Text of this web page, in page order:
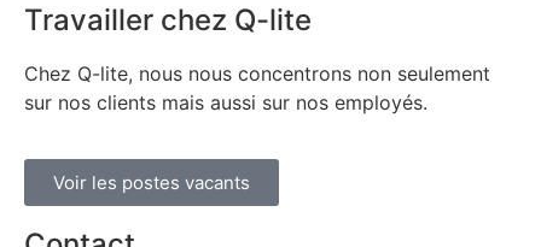
Travailler chez Q-lite
Chez Q-lite, nous nous concentrons non seulement
sur nos clients mais aussi sur nos employés.
Voir les postes vacants